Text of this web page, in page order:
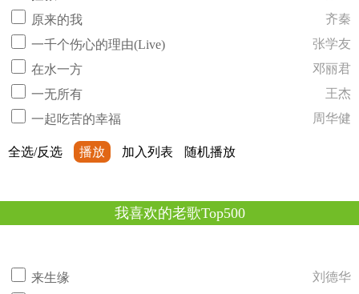
原来的我
齐秦
一千个伤心的理由(Live)
张学友
在水一方
邓丽君
一无所有
王杰
一起吃苦的幸福
周华健
全选/反选 播放 加入列表 随机播放
我喜欢的老歌Top500
来生缘
刘德华